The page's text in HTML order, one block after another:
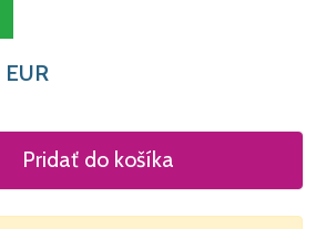
EUR
Pridať do košíka